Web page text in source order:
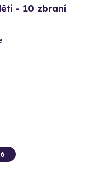
- 10 zbraní